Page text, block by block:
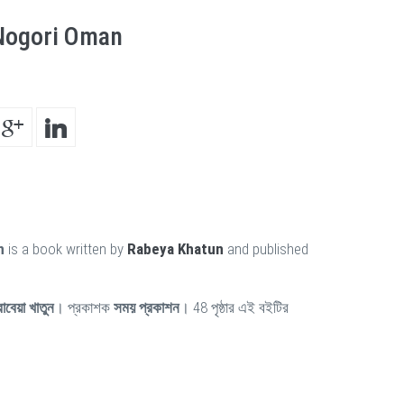
Oman
is a book written by Rabeya Khatun and published
খাতুন। প্রকাশক সময় প্রকাশন। 48 পৃষ্ঠার এই বইটির